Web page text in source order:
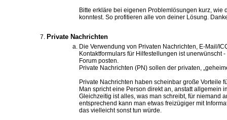
Bitte erkläre bei eigenen Problemlösungen kurz, wie
konntest. So profitieren alle von deiner Lösung.
Private Nachrichten
Die Verwendung von Privaten Nachrichten, E-Mail/
Kontaktformulars für Hilfestellungen ist unerwünscht
Forum posten.
Private Nachrichten (PN) sollen der privaten,
Private Nachrichten haben scheinbar große Vorteile
Man spricht eine Person direkt an, anstatt allgemein
Gleichzeitig ist alles, was man schreibt, für niemand
entsprechend kann man etwas freizügiger mit
das vielleicht sonst tun würde.